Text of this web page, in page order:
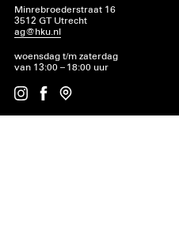
Minrebroederstraat 16
3512 GT Utrecht
ag@hku.nl
woensdag t/m zaterdag
van 13:00 – 18:00 uur